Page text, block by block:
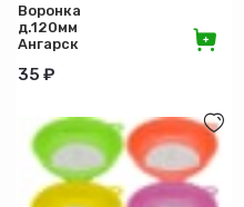
Длина (см)
Ширина (см)
Высота (см)
Вес (кг)
Воронка
д.120мм
Ангарск
35 ₽